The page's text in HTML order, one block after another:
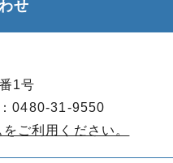
せ
1号
0480-31-9550
ご利用ください。